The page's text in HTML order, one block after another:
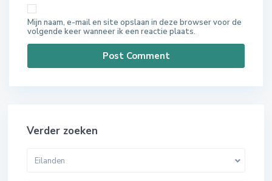
Mijn naam, e-mail en site opslaan in deze browser voor de
volgende keer wanneer ik een reactie plaats.
Verder zoeken
Eilanden